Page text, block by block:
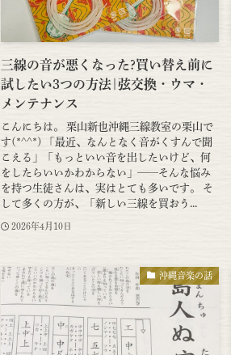
三線の音が悪くなった?買い替え前に
試したい3つの方法|弦交換・ウマ・
メンテナンス
こんにちは。 栗山新也沖縄三線教室の栗山で
す(*^^*) 「最近、なんとなく音がくすんで聞
こえる」「もっといい音を出したいけど、何
をしたらいいかわからない」——そんな悩み
を持つ生徒さんは、実はとても多いです。 そ
して多くの方が、「新しい三線を買おう...
2026年4月10日
沖縄音楽の話